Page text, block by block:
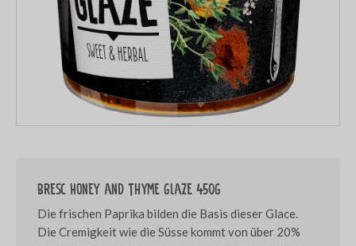
Bresc Honey and thyme glaze 450g
Die frischen Paprika bilden die Basis dieser Glace.
Die Cremigkeit wie die Süsse kommt von über 20%